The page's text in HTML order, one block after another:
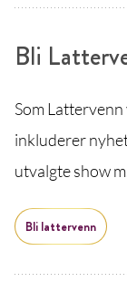
Bli
Som
inkluderer
utvalgte show
Bli lattervenn